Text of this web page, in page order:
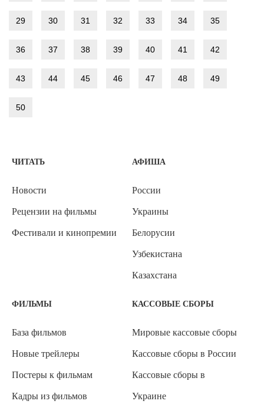
29 30 31 32 33 34 35
36 37 38 39 40 41 42
43 44 45 46 47 48 49
50
ЧИТАТЬ
Новости
Рецензии на фильмы
Фестивали и кинопремии
АФИША
России
Украины
Белорусии
Узбекистана
Казахстана
ФИЛЬМЫ
База фильмов
Новые трейлеры
Постеры к фильмам
Кадры из фильмов
КАССОВЫЕ СБОРЫ
Мировые кассовые сборы
Кассовые сборы в России
Кассовые сборы в
Украине